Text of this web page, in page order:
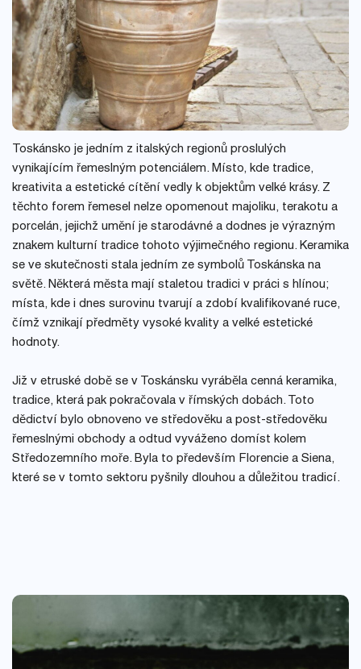
Toskánsko je jedním z italských regionů proslulých
vynikajícím řemeslným potenciálem. Místo, kde tradice,
kreativita a estetické cítění vedly k objektům velké krásy. Z
těchto forem řemesel nelze opomenout majoliku, terakotu a
porcelán, jejichž umění je starodávné a dodnes je výrazným
znakem kulturní tradice tohoto výjimečného regionu. Keramika
se ve skutečnosti stala jedním ze symbolů Toskánska na
světě. Některá města mají staletou tradici v práci s hlínou;
místa, kde i dnes surovinu tvarují a zdobí kvalifikované ruce,
čímž vznikají předměty vysoké kvality a velké estetické
hodnoty.
Již v etruské době se v Toskánsku vyráběla cenná keramika,
tradice, která pak pokračovala v římských dobách. Toto
dědictví bylo obnoveno ve středověku a post-středověku
řemeslnými obchody a odtud vyváženo domíst kolem
Středozemního moře. Byla to především Florencie a Siena,
které se v tomto sektoru pyšnily dlouhou a důležitou tradicí.